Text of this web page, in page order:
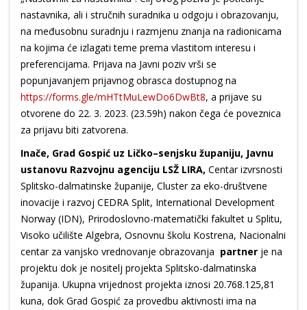
nastavnika, ali i stručnih suradnika u odgoju i obrazovanju,
na međusobnu suradnju i razmjenu znanja na radionicama
na kojima će izlagati teme prema vlastitom interesu i
preferencijama. Prijava na Javni poziv vrši se
popunjavanjem prijavnog obrasca dostupnog na
https://forms.gle/mHTtMuLewDo6DwBt8, a prijave su
otvorene do 22. 3. 2023. (23.59h) nakon čega će poveznica
za prijavu biti zatvorena.
Inače, Grad Gospić uz Ličko–senjsku županiju, Javnu
ustanovu Razvojnu agenciju LSŽ LIRA, Centar izvrsnosti
Splitsko-dalmatinske županije, Cluster za eko-društvene
inovacije i razvoj CEDRA Split, International Development
Norway (IDN), Prirodoslovno-matematički fakultet u Splitu,
Visoko učilište Algebra, Osnovnu školu Kostrena, Nacionalni
centar za vanjsko vrednovanje obrazovanja partner je na
projektu dok je nositelj projekta Splitsko-dalmatinska
županija. Ukupna vrijednost projekta iznosi 20.768.125,81
kuna, dok Grad Gospić za provedbu aktivnosti ima na